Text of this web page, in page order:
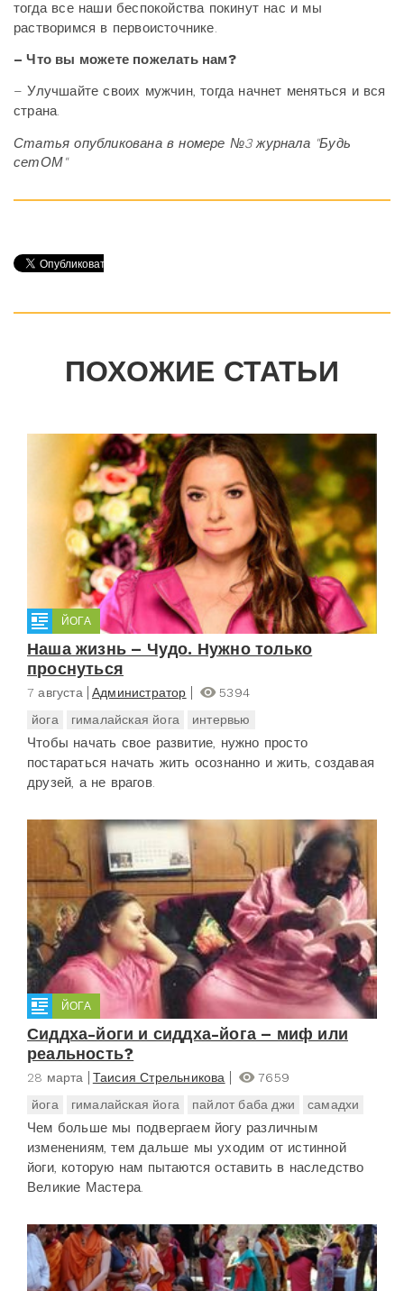
тогда все наши беспокойства покинут нас и мы
растворимся в первоисточнике.
– Что вы можете пожелать нам?
– Улучшайте своих мужчин, тогда начнет меняться и вся
страна.
Статья опубликована в номере №3 журнала "Будь
сетОМ"
ПОХОЖИЕ СТАТЬИ
ЙОГА
Наша жизнь – Чудо. Нужно только
проснуться
7 августа Администратор
5394
йога
гималайская йога интервью
Чтобы начать свое развитие, нужно просто
постараться начать жить осознанно и жить, создавая
друзей, а не врагов.
ЙОГА
Сиддха-йоги и сиддха-йога – миф или
реальность?
28 марта Таисия Стрельникова
7659
йога
гималайская йога пайлот баба джи самадхи
Чем больше мы подвергаем йогу различным
изменениям, тем дальше мы уходим от истинной
йоги, которую нам пытаются оставить в наследство
Великие Мастера.